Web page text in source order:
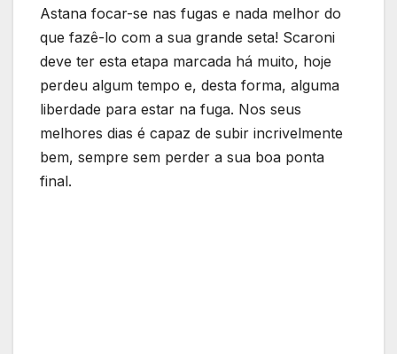
Astana focar-se nas fugas e nada melhor do
que fazê-lo com a sua grande seta! Scaroni
deve ter esta etapa marcada há muito, hoje
perdeu algum tempo e, desta forma, alguma
liberdade para estar na fuga. Nos seus
melhores dias é capaz de subir incrivelmente
bem, sempre sem perder a sua boa ponta
final.